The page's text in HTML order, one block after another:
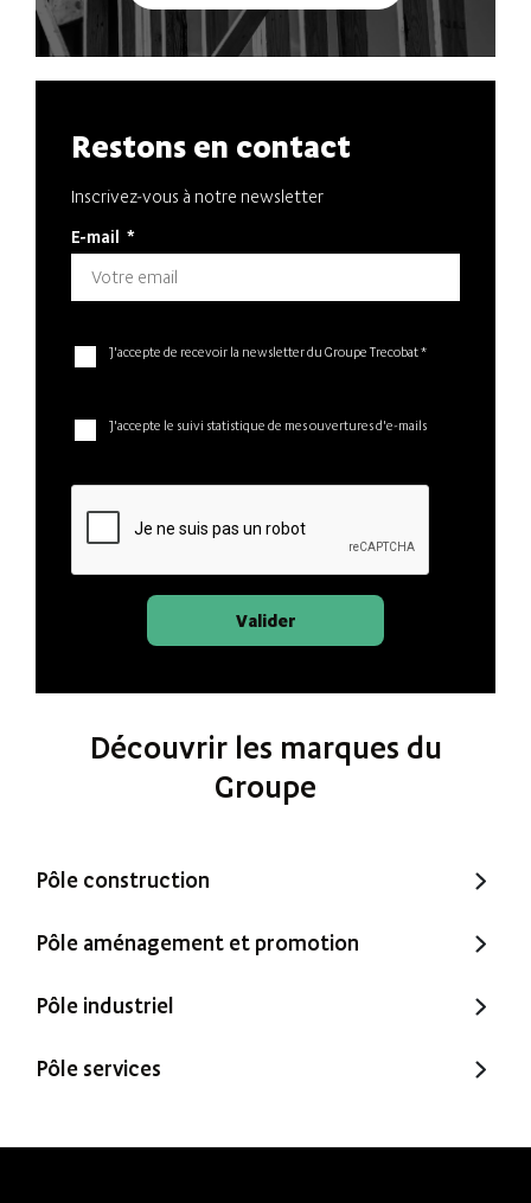
Restons en contact
Inscrivez-vous à notre newsletter
E-mail *
J'accepte de recevoir la newsletter du Groupe Trecobat *
J'accepte le suivi statistique de mes ouvertures d'e-mails
Valider
Découvrir les marques du
Groupe
Pôle construction
Extenbois
Mureno
Pôle aménagement et promotion
Office Santé – Marque partenaire
Pôle industriel
Pôle services